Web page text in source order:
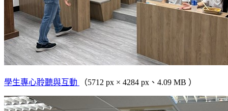
學生專心聆聽與互動 （5712 px × 4284 px、4.09 MB ）